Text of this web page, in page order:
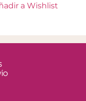
a Wishlist